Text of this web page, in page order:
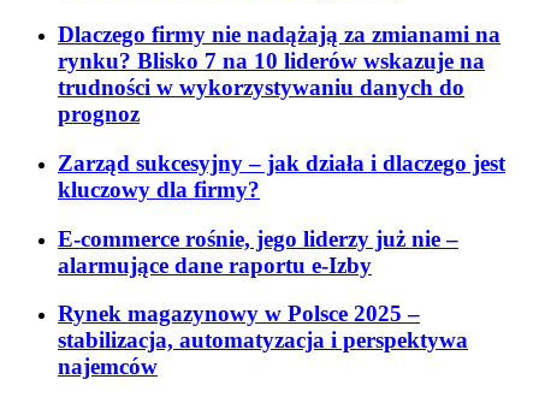
Dlaczego firmy nie nadążają za zmianami na
rynku? Blisko 7 na 10 liderów wskazuje na
trudności w wykorzystywaniu danych do
prognoz
Zarząd sukcesyjny – jak działa i dlaczego jest
kluczowy dla firmy?
E-commerce rośnie, jego liderzy już nie –
alarmujące dane raportu e-Izby
Rynek magazynowy w Polsce 2025 –
stabilizacja, automatyzacja i perspektywa
najemców